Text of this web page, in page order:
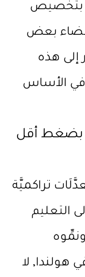
بتخصيص
بعض
إلى هذه
في الأساس
بضغط أقل
تراكميَّة
التعليم
هولندا, لا